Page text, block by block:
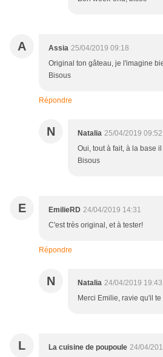
A Assia 25/04/2019 09:18
Original ton gâteau, je l'imagine
Bisous
Répondre
N Natalia 25/04/2019 09:52
Oui, tout à fait, à la base
Bisous
E EmilieRD 24/04/2019 14:31
C'est très original, et à tester!
Répondre
N Natalia 24/04/2019 19:43
Merci Emilie, ravie qu'il te
L La cuisine de poupoule 24/04/